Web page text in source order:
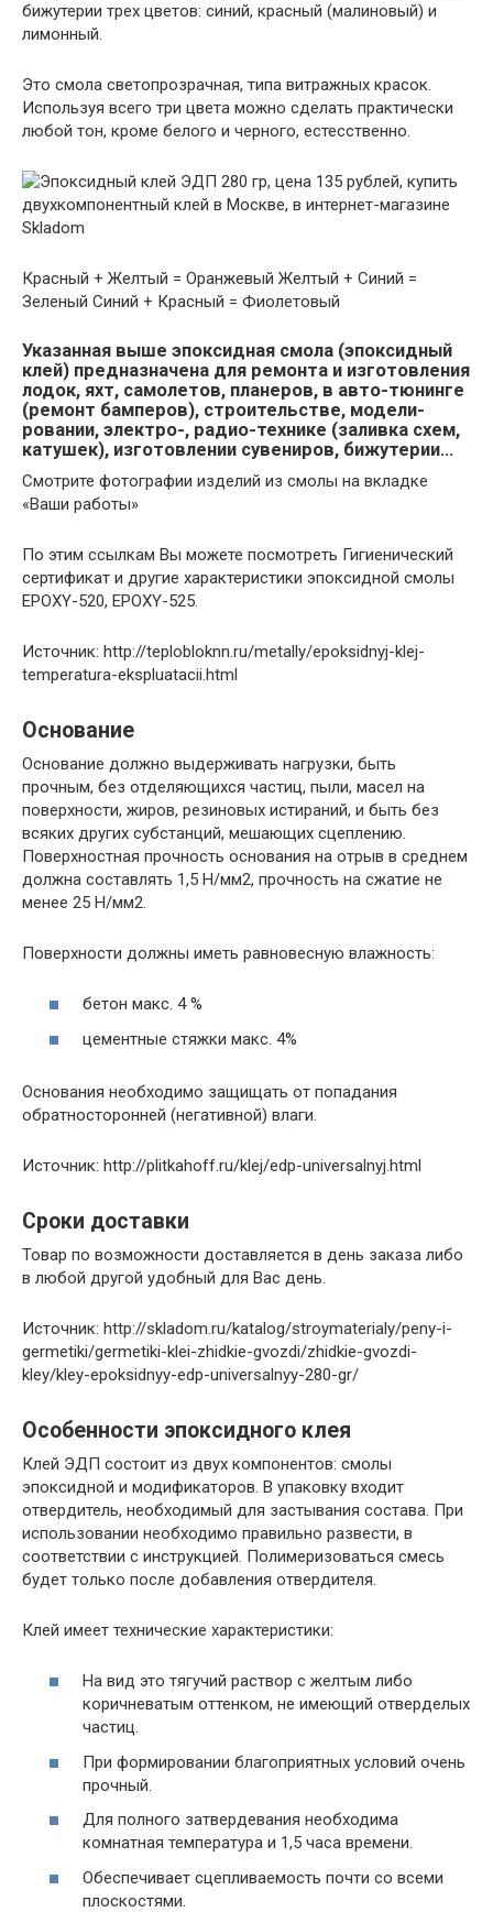
бижутерии трех цветов: синий, красный (малиновый) и
лимонный.
Это смола светопрозрачная, типа витражных красок.
Используя всего три цвета можно сделать практически
любой тон, кроме белого и черного, естесственно.
Красный + Желтый = Оранжевый Желтый + Синий =
Зеленый Синий + Красный = Фиолетовый
Указанная выше эпоксидная смола (эпоксидный
клей) предназначена для ремонта и изготовления
лодок, яхт, самолетов, планеров, в авто-тюнинге
(ремонт бамперов), строительстве, модели­
ровании, электро-, радио-технике (заливка схем,
катушек), изготовлении сувениров, бижутерии…
Смотрите фотографии изделий из смолы на вкладке
«Ваши работы»
По этим ссылкам Вы можете посмотреть Гигиенический
сертификат и другие характеристики эпоксидной смолы
EPOXY-520, EPOXY-525.
Источник: http://teplobloknn.ru/metally/epoksidnyj-klej-
temperatura-ekspluatacii.html
Основание
Основание должно выдерживать нагрузки, быть
прочным, без отделяющихся частиц, пыли, масел на
поверхности, жиров, резиновых истираний, и быть без
всяких других субстанций, мешающих сцеплению.
Поверхностная прочность основания на отрыв в среднем
должна составлять 1,5 Н/мм2, прочность на сжатие не
менее 25 Н/мм2.
Поверхности должны иметь равновесную влажность:
бетон макс. 4 %
цементные стяжки макс. 4%
Основания необходимо защищать от попадания
обратносторонней (негативной) влаги.
Источник: http://plitkahoff.ru/klej/edp-universalnyj.html
Сроки доставки
Товар по возможности доставляется в день заказа либо
в любой другой удобный для Вас день.
Источник: http://skladom.ru/katalog/stroymaterialy/peny-i-
germetiki/germetiki-klei-zhidkie-gvozdi/zhidkie-gvozdi-
kley/kley-epoksidnyy-edp-universalnyy-280-gr/
Особенности эпоксидного клея
Клей ЭДП состоит из двух компонентов: смолы
эпоксидной и модификаторов. В упаковку входит
отвердитель, необходимый для застывания состава. При
использовании необходимо правильно развести, в
соответствии с инструкцией. Полимеризоваться смесь
будет только после добавления отвердителя.
Клей имеет технические характеристики:
На вид это тягучий раствор с желтым либо
коричневатым оттенком, не имеющий отверделых
частиц.
При формировании благоприятных условий очень
прочный.
Для полного затвердевания необходима
комнатная температура и 1,5 часа времени.
Обеспечивает сцепливаемость почти со всеми
плоскостями.